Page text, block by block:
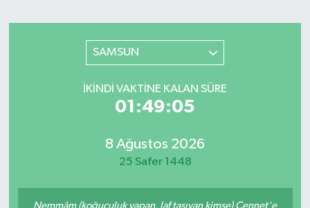
SAMSUN
İKINDI VAKTINE KALAN SÜRE
01:49:05
8 Ağustos 2026
25 Safer 1448
Nemmâm (koğuculuk yapan, laf taşıyan kimse) Cennet'e
Sağlık
Teknoloji